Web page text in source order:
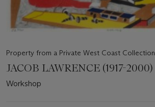
Property from a Private West Coast Collection
JACOB LAWRENCE (1917-2000)
Workshop